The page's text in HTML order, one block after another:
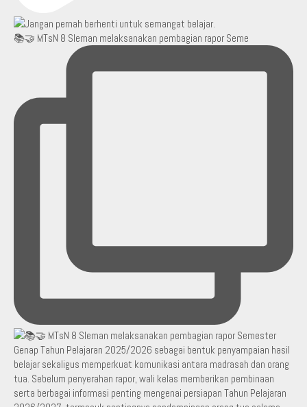
📚🤝 MTsN 8 Sleman melaksanakan pembagian rapor Seme